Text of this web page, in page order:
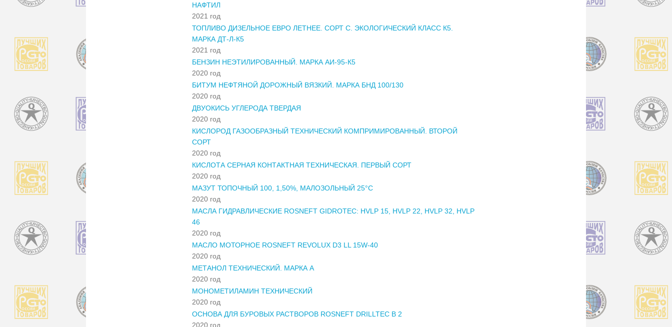
НАФТИЛ
2021 год
ТОПЛИВО ДИЗЕЛЬНОЕ ЕВРО ЛЕТНЕЕ. СОРТ С. ЭКОЛОГИЧЕСКИЙ КЛАСС К5.
МАРКА ДТ-Л-К5
2021 год
БЕНЗИН НЕЭТИЛИРОВАННЫЙ. МАРКА АИ-95-К5
2020 год
БИТУМ НЕФТЯНОЙ ДОРОЖНЫЙ ВЯЗКИЙ. МАРКА БНД 100/130
2020 год
ДВУОКИСЬ УГЛЕРОДА ТВЕРДАЯ
2020 год
КИСЛОРОД ГАЗООБРАЗНЫЙ ТЕХНИЧЕСКИЙ КОМПРИМИРОВАННЫЙ. ВТОРОЙ
СОРТ
2020 год
КИСЛОТА СЕРНАЯ КОНТАКТНАЯ ТЕХНИЧЕСКАЯ. ПЕРВЫЙ СОРТ
2020 год
МАЗУТ ТОПОЧНЫЙ 100, 1,50%, МАЛОЗОЛЬНЫЙ 25°С
2020 год
МАСЛА ГИДРАВЛИЧЕСКИЕ ROSNEFT GIDROTEC: HVLP 15, HVLP 22, HVLP 32, HVLP
46
2020 год
МАСЛО МОТОРНОЕ ROSNEFT REVOLUX D3 LL 15W-40
2020 год
МЕТАНОЛ ТЕХНИЧЕСКИЙ. МАРКА А
2020 год
МОНОМЕТИЛАМИН ТЕХНИЧЕСКИЙ
2020 год
ОСНОВА ДЛЯ БУРОВЫХ РАСТВОРОВ ROSNEFT DRILLTEC B 2
2020 год